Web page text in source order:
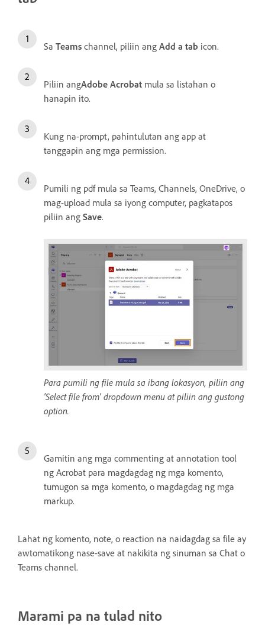
Sa Teams channel, piliin ang Add a tab icon.
Piliin angAdobe Acrobat mula sa listahan o
hanapin ito.
Kung na-prompt, pahintulutan ang app at
tanggapin ang mga permission.
Pumili ng pdf mula sa Teams, Channels, OneDrive, o
mag-upload mula sa iyong computer, pagkatapos
piliin ang Save.
Para pumili ng file mula sa ibang lokasyon, piliin ang
'Select file from' dropdown menu at piliin ang gustong
option.
Gamitin ang mga commenting at annotation tool
ng Acrobat para magdagdag ng mga komento,
tumugon sa mga komento, o magdagdag ng mga
markup.
Lahat ng komento, note, o reaction na naidagdag sa file ay
awtomatikong nase-save at nakikita ng sinuman sa Chat o
Teams channel.
Marami pa na tulad nito